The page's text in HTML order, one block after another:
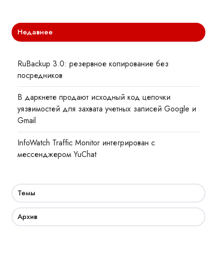
Недавнее
RuBackup 3.0: резервное копирование без
посредников
В даркнете продают исходный код цепочки
уязвимостей для захвата учетных записей Google и
Gmail
InfoWatch Traffic Monitor интегрирован с
мессенджером YuChat
Темы
Архив